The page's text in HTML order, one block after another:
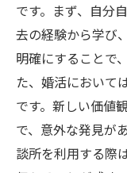
です。まず、自分
去の経験から学び
明確にすることで
た、婚活において
です。新しい価値
で、意外な発見が
談所を利用する際